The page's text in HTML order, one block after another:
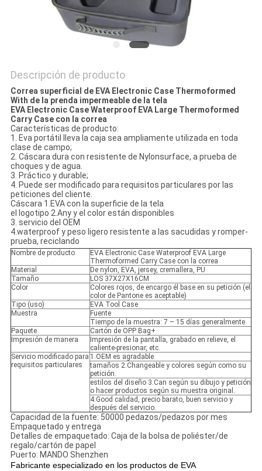
Descripción de producto
Correa superficial de EVA Electronic Case Thermoformed
With de la prenda impermeable de la tela
EVA Electronic Case Waterproof EVA Large Thermoformed
Carry Case con la correa
Características de producto:
1. Eva portátil lleva la caja sea ampliamente utilizada en toda
clase de campo;
2. Cáscara dura con resistente de Nylonsurface, a prueba de
choques y de agua.
3. Práctico y durable;
4. Puede ser modificado para requisitos particulares por las
peticiones del cliente.
Cáscara 1.EVA con la superficie de la tela
el logotipo 2.Any y el color están disponibles
3. servicio del OEM
4.waterproof y peso ligero resistente a las sacudidas y romper-
prueba, reciclando
Nombre de producto
EVA Electronic Case Waterproof EVA Large
Thermoformed Carry Case con la correa
Material
De nylon, EVA, jersey, cremallera, PU
Tamaño
LOS 37X27X16CM
Color
Colores rojos, de encargo él base en su petición (el
color de Pantone es aceptable)
Tipo (uso)
EVA Tool Case
Muestra
Fuente
Tiempo de la muestra: 7 – 15 días generalmente
Paquete
Cartón de OPP Bag+
Impresión de manera
Impresión de la pantalla, grabado en relieve, el
caliente-presionar, etc.
Servicio modificado para
requisitos particulares
1.OEM es agradable
tamaños 2.Changeable y colores según como su
petición.
estilos del diseño 3.Can según su dibujo y petición
o hacer productos según su muestra original.
4.Good calidad, precio barato, buen servicio y
después del servicio.
Capacidad de la fuente: 50000 pedazos/pedazos por mes
Empaquetado y entrega
Detalles de empaquetado: Caja de la bolsa de poliéster/de
regalo/cartón de papel
Puerto: MANDO Shenzhen
Fabricante especializado en los productos de EVA